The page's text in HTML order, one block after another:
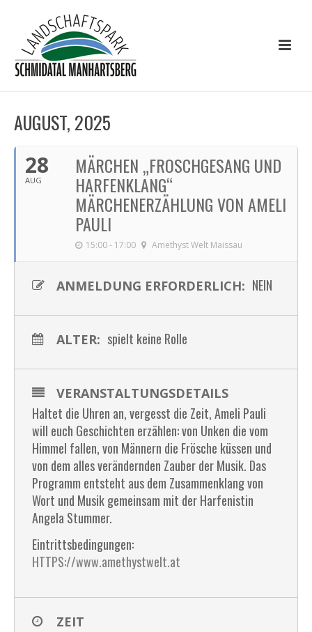
AUGUST, 2025
28
AUG
MÄRCHEN „FROSCHGESANG UND
HARFENKLANG“
MÄRCHENERZÄHLUNG VON AMELI
PAULI
15:00 - 17:00 Amethyst Welt Maissau
ANMELDUNG ERFORDERLICH: NEIN
ALTER: spielt keine Rolle
VERANSTALTUNGSDETAILS
Haltet die Uhren an, vergesst die Zeit, Ameli Pauli
will euch Geschichten erzählen: von Unken die vom
Himmel fallen, von Männern die Frösche küssen und
von dem alles verändernden Zauber der Musik. Das
Programm entsteht aus dem Zusammenklang von
Wort und Musik gemeinsam mit der Harfenistin
Angela Stummer.
Eintrittsbedingungen:
HTTPS://www.amethystwelt.at
ZEIT